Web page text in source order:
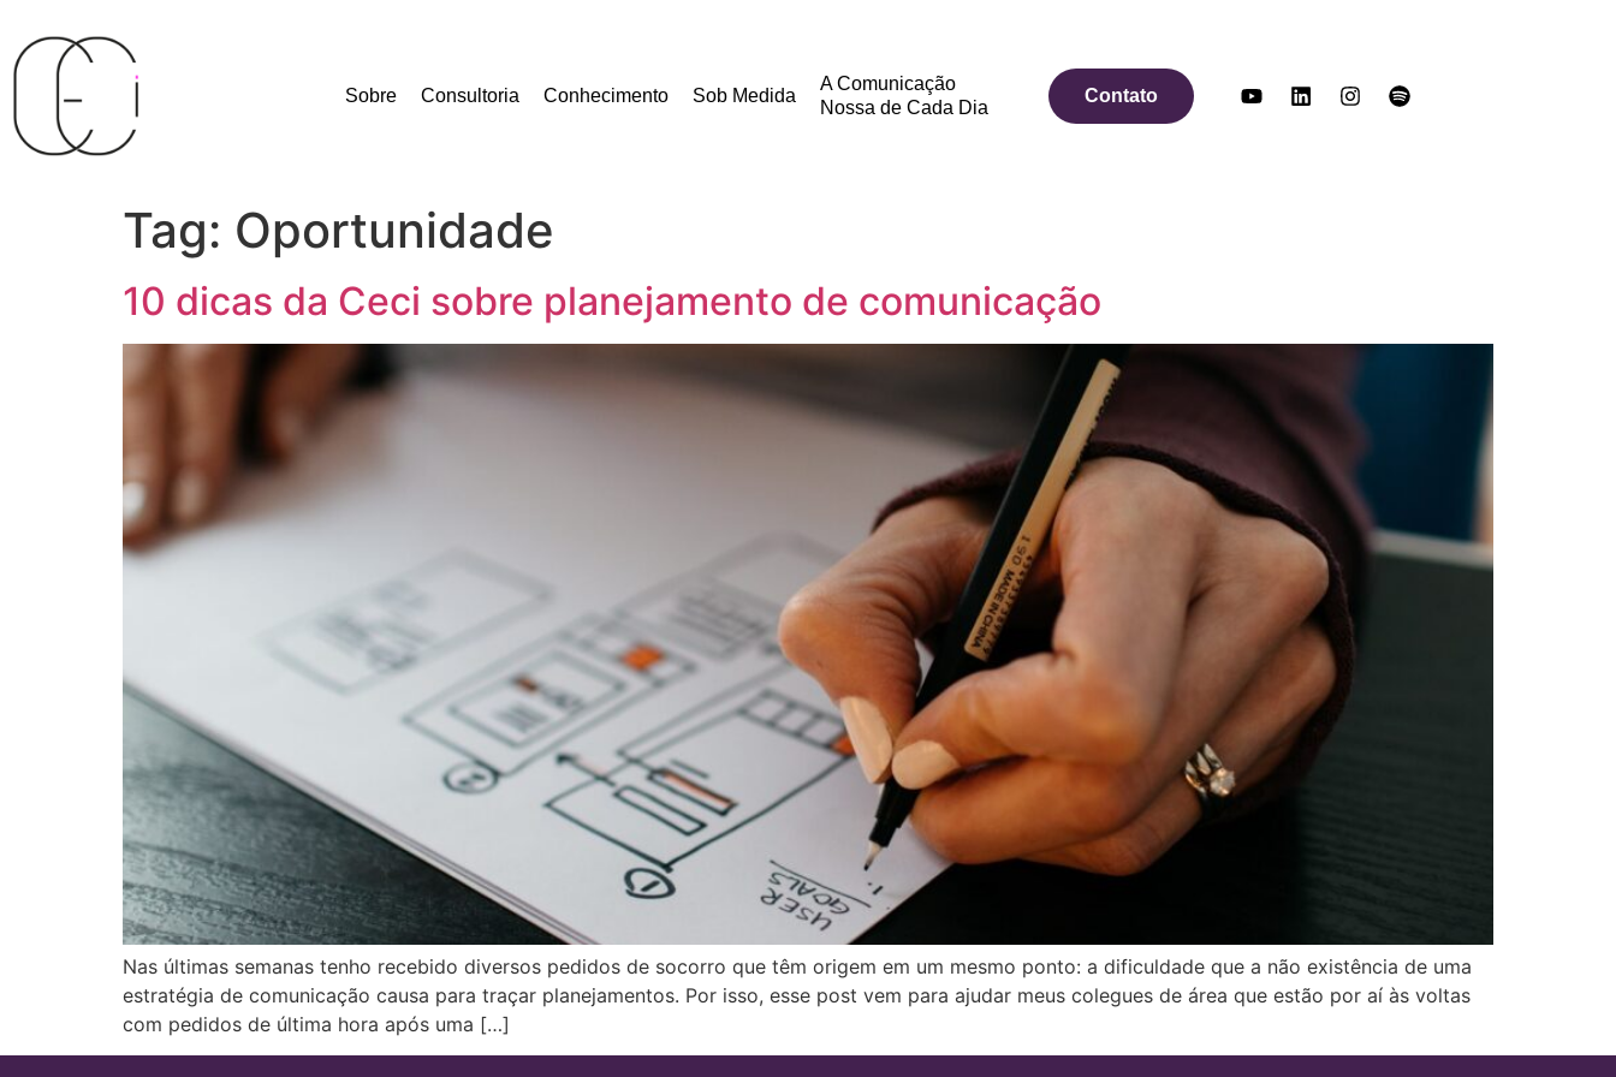
Sobre Consultoria Conhecimento Sob Medida
A Comunicação
Nossa de Cada Dia
Contato
Tag: Oportunidade
10 dicas da Ceci sobre planejamento de comunicação
Nas últimas semanas tenho recebido diversos pedidos de socorro que têm origem em um mesmo ponto: a dificuldade que a não existência de uma
estratégia de comunicação causa para traçar planejamentos. Por isso, esse post vem para ajudar meus colegues de área que estão por aí às voltas
com pedidos de última hora após uma […]